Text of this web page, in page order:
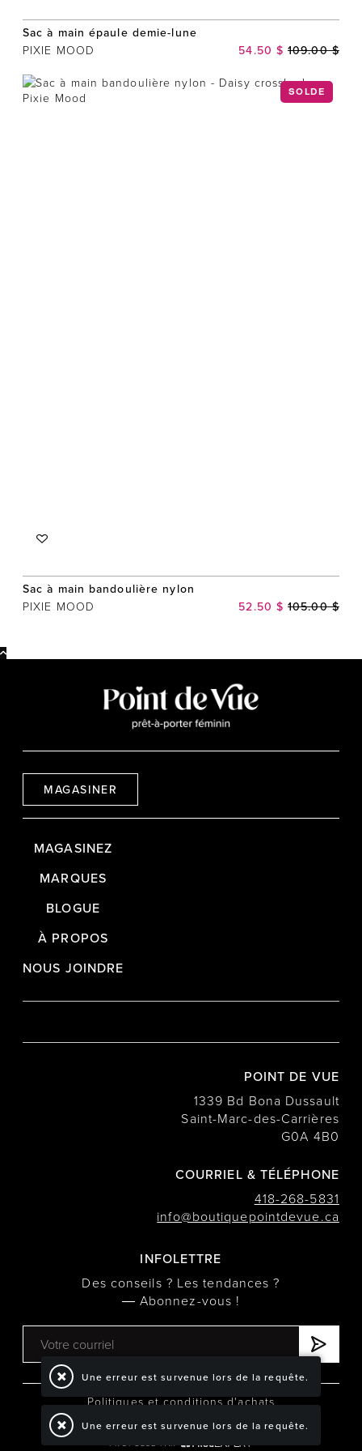
Sac à main épaule demie-lune
PIXIE MOOD 54.50 $ 109.00 $
SOLDE
Sac à main bandoulière nylon
PIXIE MOOD 52.50 $ 105.00 $
MAGASINER
MAGASINEZ
MARQUES
BLOGUE
À PROPOS
NOUS JOINDRE
POINT DE VUE
1339 Bd Bona Dussault
Saint-Marc-des-Carrières
G0A 4B0
COURRIEL & TÉLÉPHONE
418-268-5831
info@boutiquepointdevue.ca
INFOLETTRE
Des conseils ? Les tendances ?
― Abonnez-vous !
Politiques et conditions d'achats
TOUS DROITS RÉSERVÉS © COPYRIGHT 2026
PROPULSÉ PAR
Une erreur est survenue lors de la requête.
Une erreur est survenue lors de la requête.